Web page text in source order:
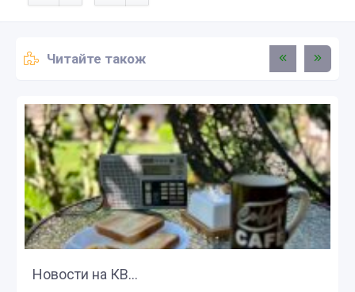
Читайте також
Новости на КВ...